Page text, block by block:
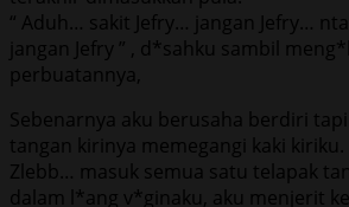
“ Aduh… sakit Jefry… jangan Jefry…
jangan Jefry ” , d*sahku sambil
perbuatannya,
Sebenarnya aku berusaha berdiri
tangan kirinya memegangi kaki
Zlebb… masuk semua satu telapak
dalam l*ang v*ginaku, aku menjerit